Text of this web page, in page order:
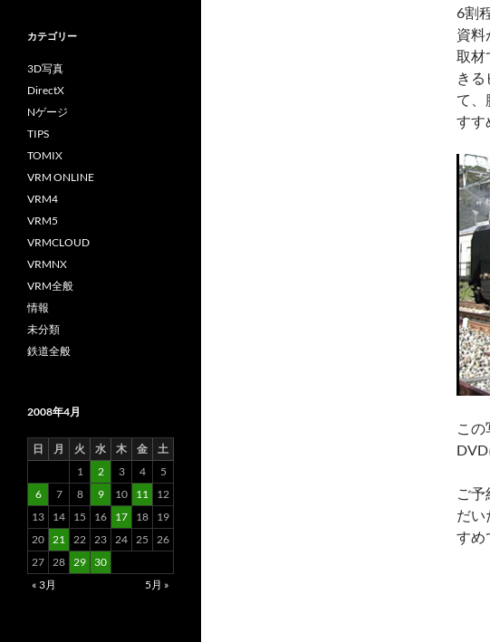
6割
資料
取材
き
て、
すす
こ
DVD
ご
だい
すめ
カテゴリー
3D写真
DirectX
Nゲージ
TIPS
TOMIX
VRM ONLINE
VRM4
VRM5
VRMCLOUD
VRMNX
VRM全般
情報
未分類
鉄道全般
2008年4月
日 月 火 水 木 金
土
1
2 3 4
5
6
7 8 9 10 11
12
13
14 15 16 17 18
19
20 21 22 23 24 25
26
27 28 29
30
« 3月
5月 »